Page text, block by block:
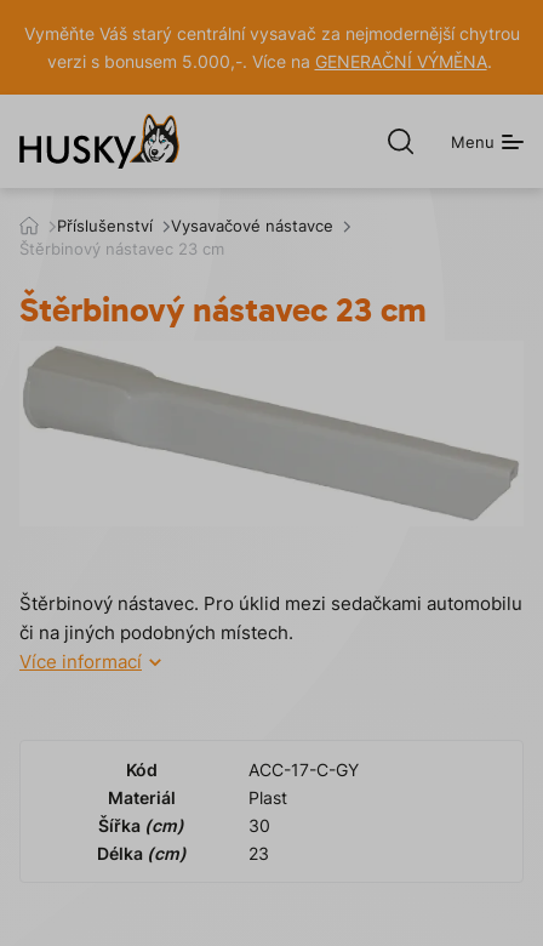
Vyměňte Váš starý centrální vysavač za nejmodernější chytrou
verzi s bonusem 5.000,-. Více na GENERAČNÍ VÝMĚNA.
OtevřítMenu
h
u
y
c
Příslušenství
Vysavačové nástavce
Štěrbinový nástavec 23 cm
Štěrbinový nástavec 23 cm
Štěrbinový nástavec. Pro úklid mezi sedačkami automobilu
či na jiných podobných místech.
Více informací
Kód
ACC-17-C-GY
Materiál
Plast
Šířka (cm)
30
Délka (cm) 23